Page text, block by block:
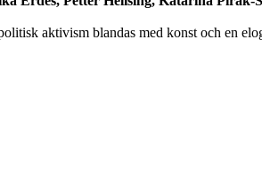
aktivism blandas med konst och en